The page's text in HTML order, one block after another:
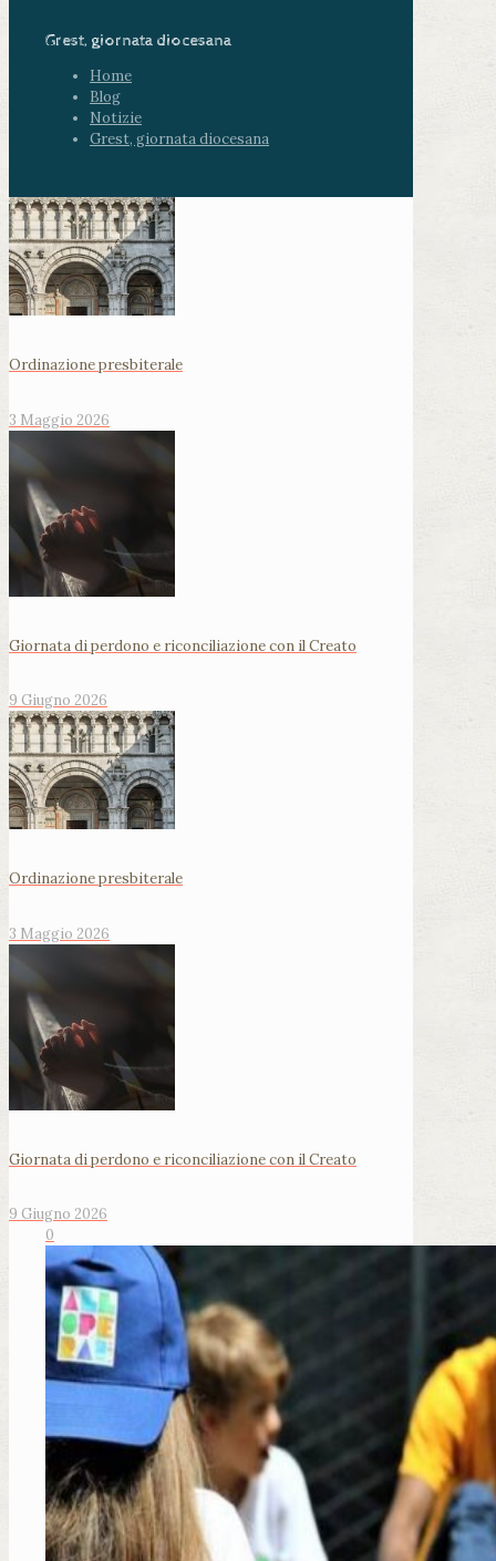
Grest, giornata diocesana
Home
Blog
Notizie
Grest, giornata diocesana
Ordinazione presbiterale
3 Maggio 2026
Giornata di perdono e riconciliazione con il Creato
9 Giugno 2026
Ordinazione presbiterale
3 Maggio 2026
Giornata di perdono e riconciliazione con il Creato
9 Giugno 2026
0